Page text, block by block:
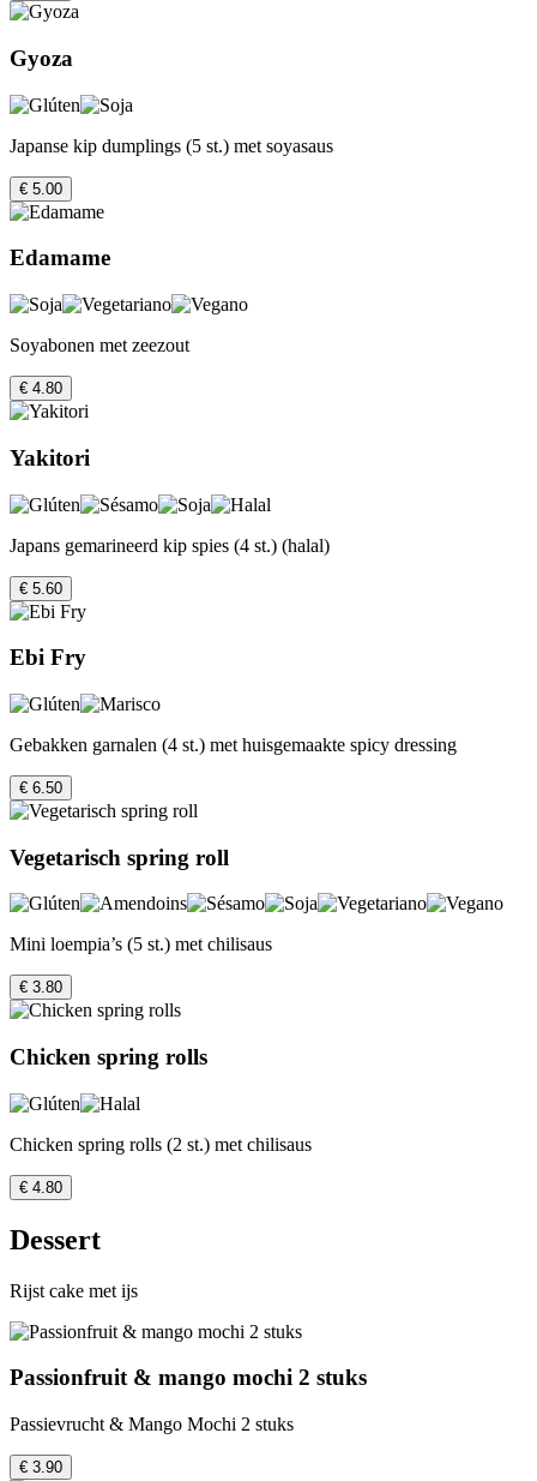
Gyoza
Japanse kip dumplings (5 st.) met soyasaus
€ 5.00
Edamame
Soyabonen met zeezout
€ 4.80
Yakitori
Japans gemarineerd kip spies (4 st.) (halal)
€ 5.60
Ebi Fry
Gebakken garnalen (4 st.) met huisgemaakte spicy dressing
€ 6.50
Vegetarisch spring roll
Mini loempia’s (5 st.) met chilisaus
€ 3.80
Chicken spring rolls
Chicken spring rolls (2 st.) met chilisaus
€ 4.80
Dessert
Rijst cake met ijs
Passionfruit & mango mochi 2 stuks
Passievrucht & Mango Mochi 2 stuks
€ 3.90